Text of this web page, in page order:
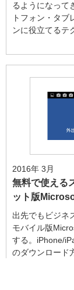
るようになって
トフォン・タブ
ンに役立てるテ
2016年 3月
無料で使える
ット版
出先でもビジネ
モバイル版
する。iPhone/
のダウンロード